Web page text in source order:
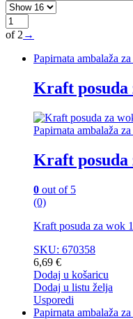
of 2 →
Papirnata ambalaža
Kraft posuda
Papirnata ambalaža
Kraft posuda
0 out of 5
(0)
Kraft posuda za wok
SKU: 670358
6,69 €
Dodaj u košaricu
Dodaj u listu želja
Usporedi
Papirnata ambalaža